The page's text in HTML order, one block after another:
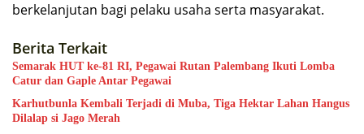
berkelanjutan bagi pelaku usaha serta masyarakat.
Berita Terkait
Semarak HUT ke-81 RI, Pegawai Rutan Palembang Ikuti Lomba
Catur dan Gaple Antar Pegawai
Karhutbunla Kembali Terjadi di Muba, Tiga Hektar Lahan Hangus
Dilalap si Jago Merah